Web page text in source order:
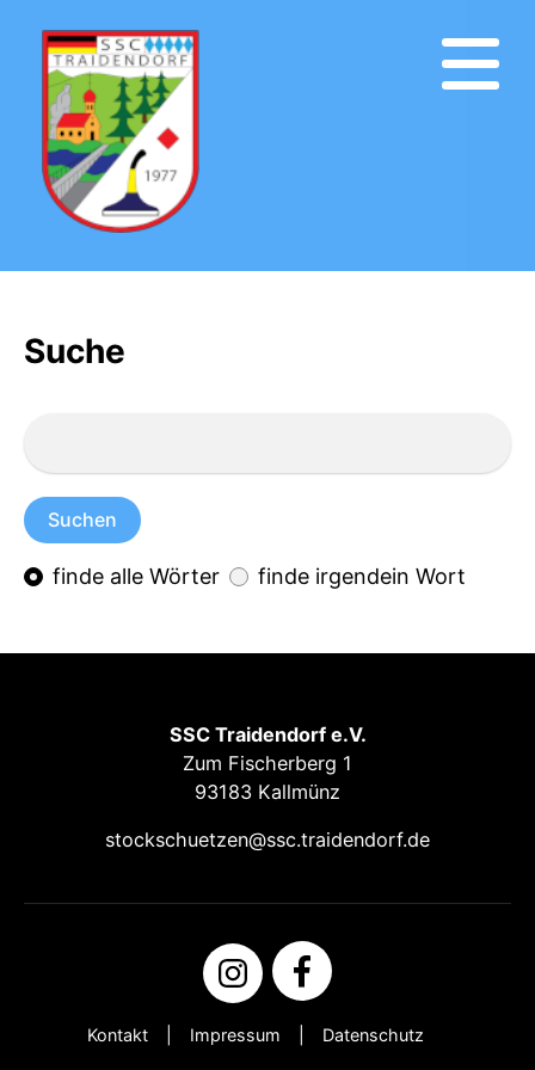
Suche
Suchen
finde alle Wörter finde irgendein Wort
SSC Traidendorf e.V.
Zum Fischerberg 1
93183 Kallmünz
stockschuetzen@ssc.traidendorf.de
Kontakt Impressum Datenschutz